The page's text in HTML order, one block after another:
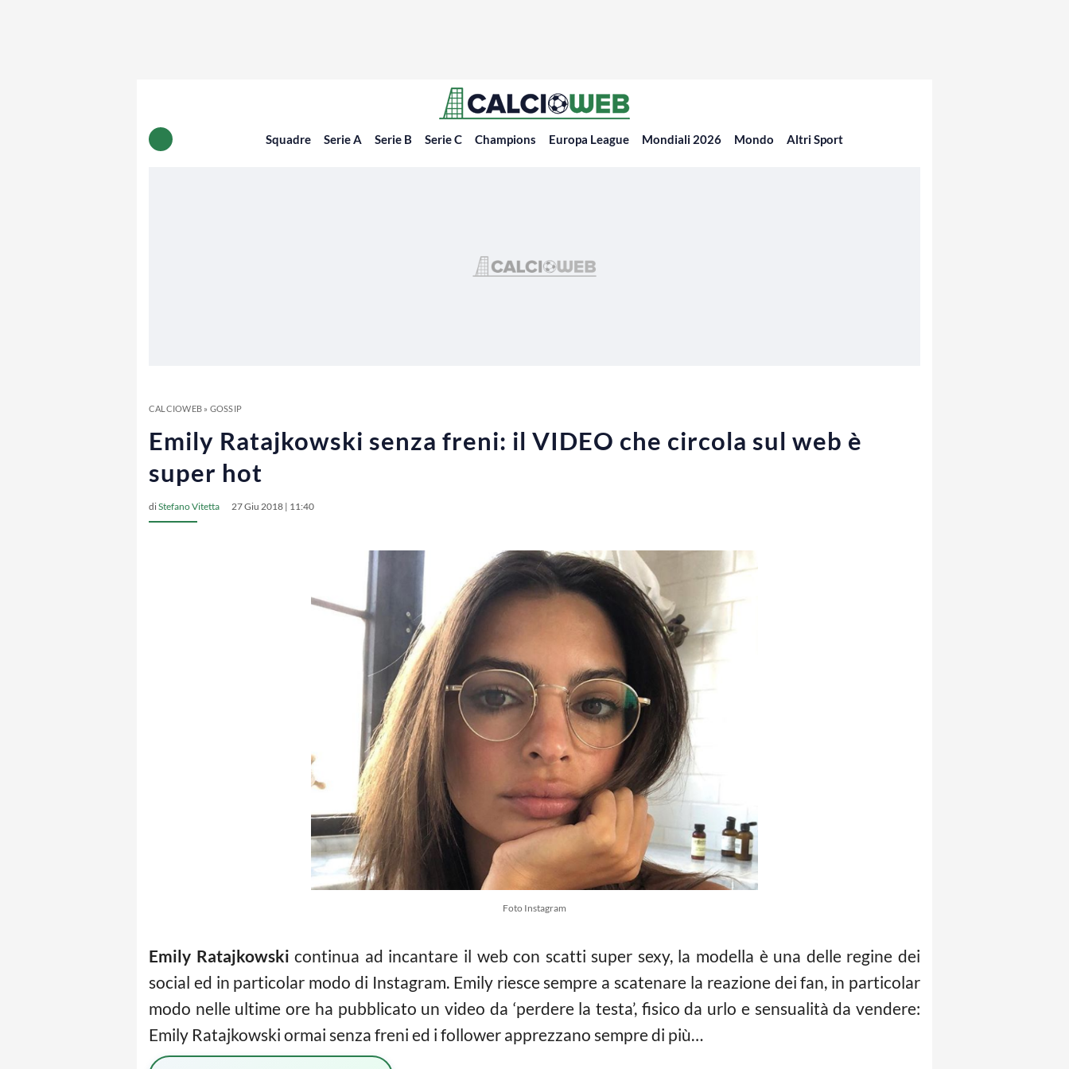
Squadre Serie A Serie B Serie C Champions Europa League Mondiali 2026 Mondo Altri Sport
CALCIOWEB» GOSSIP
Emily Ratajkowski senza freni: il VIDEO che circola sul web è
super hot
diStefano Vitetta 27 Giu 2018 | 11:40
Foto Instagram
Emily Ratajkowski continua ad incantare il web con scatti super sexy, la modella è una delle regine dei
social ed in particolar modo di Instagram. Emily riesce sempre a scatenare la reazione dei fan, in particolar
modo nelle ultime ore ha pubblicato un video da ‘perdere la testa’, fisico da urlo e sensualità da vendere:
Emily Ratajkowski ormai senza freni ed i follower apprezzano sempre di più…